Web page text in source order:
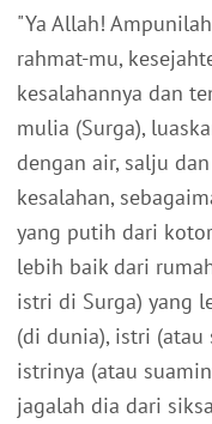
"Ya Allah!
rahmat-mu,
kesalahannya dan
mulia (Surga),
dengan air, salju
kesalahan,
yang putih dari
lebih baik dari
istri di Surga) yang
(di dunia), istri
istrinya (atau
jagalah dia dari